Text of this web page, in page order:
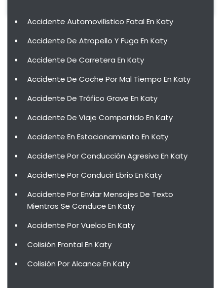
Accidente Automovilístico Fatal En Katy
Accidente De Atropello Y Fuga En Katy
Accidente De Carretera En Katy
Accidente De Coche Por Mal Tiempo En Katy
Accidente De Tráfico Grave En Katy
Accidente De Viaje Compartido En Katy
Accidente En Estacionamiento En Katy
Accidente Por Conducción Agresiva En Katy
Accidente Por Conducir Ebrio En Katy
Accidente Por Enviar Mensajes De Texto
Mientras Se Conduce En Katy
Accidente Por Vuelco En Katy
Colisión Frontal En Katy
Colisión Por Alcance En Katy